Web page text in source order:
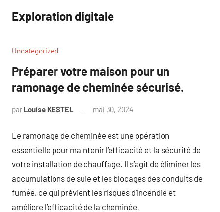
contenu
Exploration digitale
Uncategorized
Préparer votre maison pour un
ramonage de cheminée sécurisé.
par Louise KESTEL mai 30, 2024
Le ramonage de cheminée est une opération
essentielle pour maintenir l’efficacité et la sécurité de
votre installation de chauffage. Il s’agit de éliminer les
accumulations de suie et les blocages des conduits de
fumée, ce qui prévient les risques d’incendie et
améliore l’efficacité de la cheminée.